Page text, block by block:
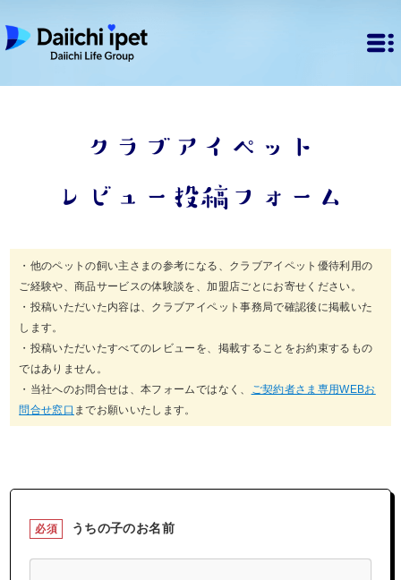
クラブアイペット
レビュー投稿フォーム
・他のペットの飼い主さまの参考になる、クラブアイペット優待利用の
ご経験や、商品サービスの体験談を、加盟店ごとにお寄せください。
・投稿いただいた内容は、クラブアイペット事務局で確認後に掲載いた
します。
・投稿いただいたすべてのレビューを、掲載することをお約束するもの
ではありません。
・当社へのお問合せは、本フォームではなく、
ご契約者さま専用WEBお
問合せ窓口 までお願いいたします。
必須 うちの子のお名前